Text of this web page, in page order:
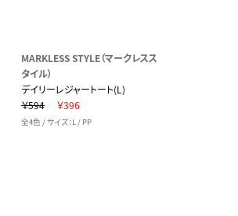
MARKLESS STYLE（マークレスス
タイル）
デイリーレジャートート(L)
￥594
￥396
全4色 / サイズ：L / PP